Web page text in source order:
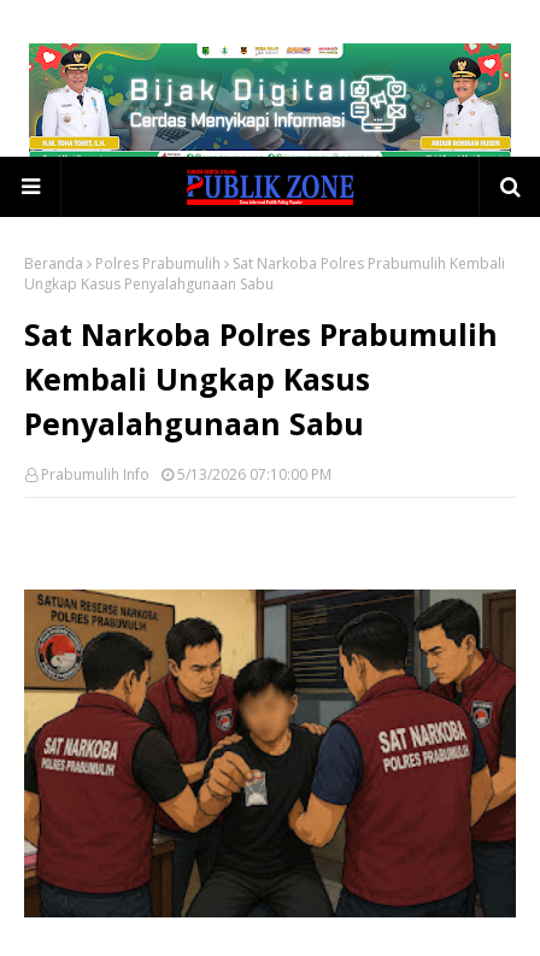
Beranda Polres Prabumulih
Sat Narkoba Polres Prabumulih Kembali
Ungkap Kasus Penyalahgunaan Sabu
Sat Narkoba Polres Prabumulih
Kembali Ungkap Kasus
Penyalahgunaan Sabu
Prabumulih Info 5/13/2026 07:10:00 PM